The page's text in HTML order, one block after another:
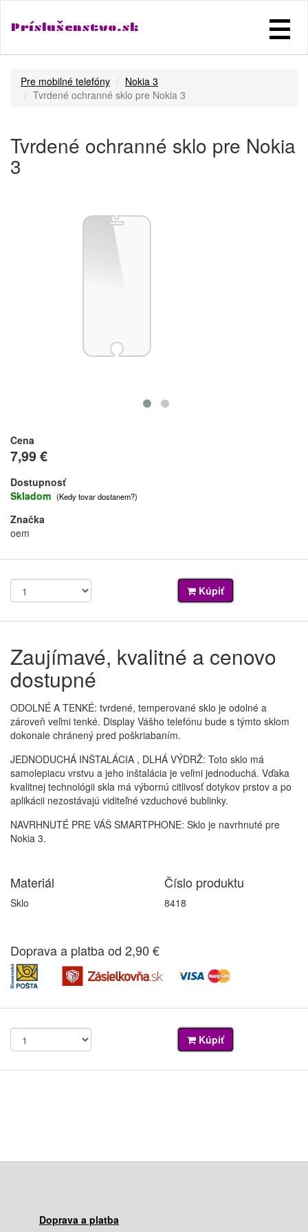
Príslušenstvo.sk
Pre mobilné telefóny
Nokia 3
Tvrdené ochranné sklo pre Nokia 3
Tvrdené ochranné sklo pre Nokia
3
Cena
7,99 €
Dostupnosť
Skladom (Kedy tovar dostanem?)
Značka
oem
Kúpiť
Zaujímavé, kvalitné a cenovo
dostupné
ODOLNÉ A TENKÉ: tvrdené, temperované sklo je odolné a
zároveň veľmi tenké. Display Vášho telefónu bude s týmto sklom
dokonale chránený pred poškriabaním.
JEDNODUCHÁ INŠTALÁCIA , DLHÁ VÝDRŽ: Toto sklo má
samolepiacu vrstvu a jeho inštalácia je veľmi jednoduchá. Vďaka
kvalitnej technológii skla má výbornú citlivosť dotykov prstov a po
aplikácii nezostávajú viditeľné vzduchové bublinky.
NAVRHNUTÉ PRE VÁŠ SMARTPHONE: Sklo je navrhnuté pre
Nokia 3.
Materiál
Sklo
Číslo produktu
8418
Doprava a platba od 2,90 €
Kúpiť
Doprava a platba